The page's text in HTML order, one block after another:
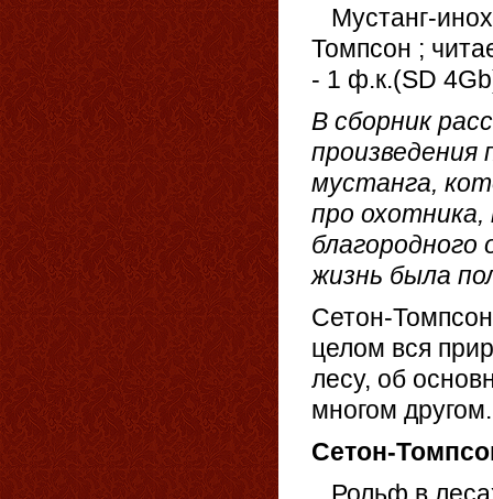
Мустанг-
Томпсон ;
- 1 ф.к.(SD
В сборник
произведения
мустанга,
про
благородного
жизнь была
Сетон-
целом вся
лесу, об
многом другом.
Сетон-